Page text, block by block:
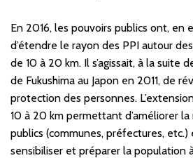
En 2016, les pouvoirs publics ont, en
d’étendre le rayon des PPI autour
de 10 à 20 km. Il s’agissait, à la suite
de Fukushima au Japon en 2011, de
protection des personnes.
10 à 20 km permettant d’améliorer
publics (communes, préfectures, etc.)
sensibiliser et préparer la population